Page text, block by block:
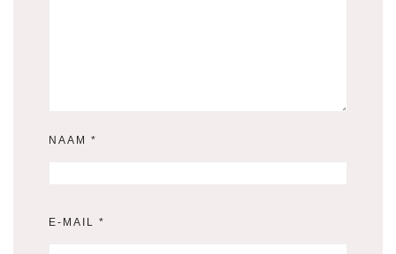
NAAM *
E-MAIL *